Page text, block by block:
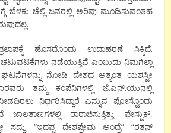
ಬೆಳಕು ಚೆಲ್ಲಿ ಜನರಲ್ಲಿ ಅರಿವು ಮೂಡಿಸುವಂತಹ
ಹೊಸದೊಂದು ಉದಾಹರಣೆ ಸಿಕ್ಕಿದೆ.
ನಡೆಯುತ್ತಿವೆ ಎಂಬುದು ನಿಮಗೆಲ್ಲಾ
ನೋಡಿ ದೇಶದ ಅತ್ಯಂತ ಯಶಸ್ವೀ
ತಮ್ಮ ಕಂಪೆನಿಗಳಲ್ಲಿ ಜೆ.ಎನ್.ಯುನಲ್ಲಿ
ನಿರ್ಧರಿಸಿದ್ದಾರೆ ಎನ್ನುವ ಪೋಸ್ಟೊಂದು
ರಾರಾಜಿಸುತ್ತಿತ್ತು. ಫೇಸ್ಬುಕ್,
ಸದ್ದು. “ಇದಪ್ಪ ದೇಶಪ್ರೇಮ ಅಂದ್ರೆ” “ರತನ್